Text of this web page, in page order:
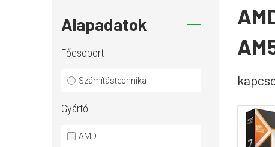
Alapadatok
Főcsoport
Számítástechnika
Gyártó
AMD